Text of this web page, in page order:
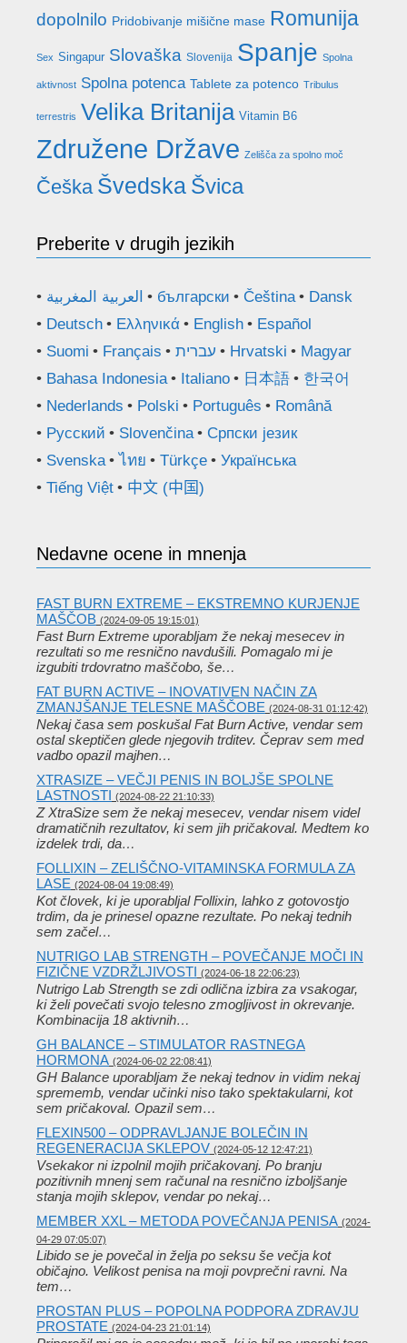
dopolnilo Pridobivanje mišične mase Romunija
Sex Singapur Slovaška Slovenija Spanje Spolna
aktivnost Spolna potenca Tablete za potenco Tribulus
terrestris Velika Britanija Vitamin B6
Združene Države Zelišča za spolno moč
Češka Švedska Švica
Preberite v drugih jezikih
العربية المغربية български Čeština
Dansk
Deutsch
Ελληνικά English
Español
Suomi
Français עברית Hrvatski
Magyar
Bahasa Indonesia
Italiano 日本語
한국어
Nederlands
Polski Português
Română
Русский
Slovenčina
Српски језик
Svenska
ไทย Türkçe
Українська
Tiếng Việt
中文 (中国)
Nedavne ocene in mnenja
FAST BURN EXTREME – EKSTREMNO KURJENJE
MAŠČOB (2024-09-05 19:15:01)
Fast Burn Extreme uporabljam že nekaj mesecev in
rezultati so me resnično navdušili. Pomagalo mi je
izgubiti trdovratno maščobo, še…
FAT BURN ACTIVE – INOVATIVEN NAČIN ZA
ZMANJŠANJE TELESNE MAŠČOBE (2024-08-31 01:12:42)
Nekaj ​​časa sem poskušal Fat Burn Active, vendar sem
ostal skeptičen glede njegovih trditev. Čeprav sem med
vadbo opazil majhen…
XTRASIZE – VEČJI PENIS IN BOLJŠE SPOLNE
LASTNOSTI (2024-08-22 21:10:33)
Z XtraSize sem že nekaj mesecev, vendar nisem videl
dramatičnih rezultatov, ki sem jih pričakoval. Medtem ko
izdelek trdi, da…
FOLLIXIN – ZELIŠČNO-VITAMINSKA FORMULA ZA
LASE (2024-08-04 19:08:49)
Kot človek, ki je uporabljal Follixin, lahko z gotovostjo
trdim, da je prinesel opazne rezultate. Po nekaj tednih
sem začel…
NUTRIGO LAB STRENGTH – POVEČANJE MOČI IN
FIZIČNE VZDRŽLJIVOSTI (2024-06-18 22:06:23)
Nutrigo Lab Strength se zdi odlična izbira za vsakogar,
ki želi povečati svojo telesno zmogljivost in okrevanje.
Kombinacija 18 aktivnih…
GH BALANCE – STIMULATOR RASTNEGA
HORMONA (2024-06-02 22:08:41)
GH Balance uporabljam že nekaj tednov in vidim nekaj
sprememb, vendar učinki niso tako spektakularni, kot
sem pričakoval. Opazil sem…
FLEXIN500 – ODPRAVLJANJE BOLEČIN IN
REGENERACIJA SKLEPOV (2024-05-12 12:47:21)
Vsekakor ni izpolnil mojih pričakovanj. Po branju
pozitivnih mnenj sem računal na resnično izboljšanje
stanja mojih sklepov, vendar po nekaj…
MEMBER XXL – METODA POVEČANJA PENISA (2024-
04-29 07:05:07)
Libido se je povečal in želja po seksu še večja kot
običajno. Velikost penisa na moji povprečni ravni. Na
tem…
PROSTAN PLUS – POPOLNA PODPORA ZDRAVJU
PROSTATE (2024-04-23 21:01:14)